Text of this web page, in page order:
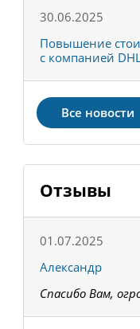
30.06.2025
Повышение
с компанией
Все новости
Отзывы
01.07.2025
Александр
Спасибо Вам,